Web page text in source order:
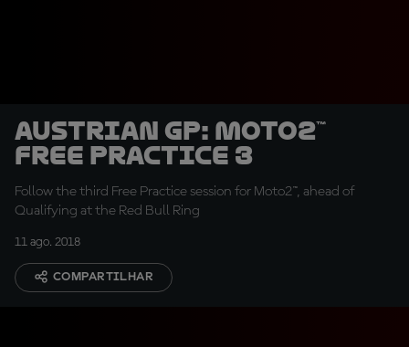
Austrian GP: Moto2™
Free Practice 3
Follow the third Free Practice session for Moto2™, ahead of
Qualifying at the Red Bull Ring
11 ago. 2018
COMPARTILHAR